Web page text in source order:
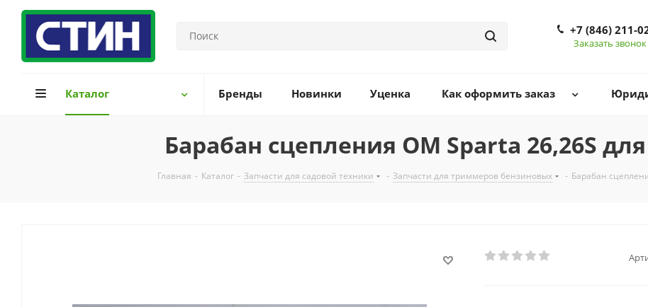
+7 (846) 211-
Заказать звонок
Каталог Бренды Новинки Уценка Как оформить заказ
Барабан сцепления ОМ Sparta 26,26S
Главная - Каталог - Запчасти для садовой техники - Запчасти для триммеров бензиновых - Барабан